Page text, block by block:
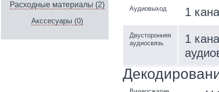
Расходные материалы (2)
Акссесуары (0)
Аудиовыход 1
Двусторонняя
аудиосвязь
1